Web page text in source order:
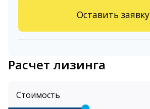
Оставить заявку
Расчет лизинга
Стоимость